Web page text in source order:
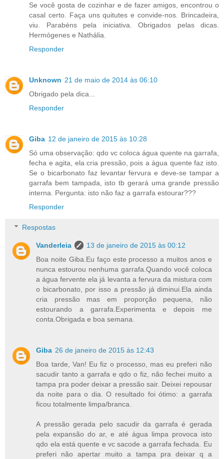
Se você gosta de cozinhar e de fazer amigos, encontrou o
casal certo. Faça uns quitutes e convide-nos. Brincadeira,
viu. Parabéns pela iniciativa. Obrigados pelas dicas.
Hermógenes e Nathália.
Responder
Unknown 21 de maio de 2014 às 06:10
Obrigado pela dica...
Responder
Giba 12 de janeiro de 2015 às 10:28
Só uma observação: qdo vc coloca água quente na garrafa,
fecha e agita, ela cria pressão, pois a água quente faz isto.
Se o bicarbonato faz levantar fervura e deve-se tampar a
garrafa bem tampada, isto tb gerará uma grande pressão
interna. Pergunta: isto não faz a garrafa estourar???
Responder
Respostas
Vanderleia
13 de janeiro de 2015 às 00:12
Boa noite Giba.Eu faço este processo a muitos anos e
nunca estourou nenhuma garrafa.Quando você coloca
a água fervente ela já levanta a fervura da mistura com
o bicarbonato, por isso a pressão já diminui.Ela ainda
cria pressão mas em proporção pequena, não
estourando a garrafa.Experimenta e depois me
conta.Obrigada e boa semana.
Giba 26 de janeiro de 2015 às 12:43
Boa tarde, Van! Eu fiz o processo, mas eu preferi não
sacudir tanto a garrafa e qdo o fiz, não fechei muito a
tampa pra poder deixar a pressão sair. Deixei repousar
da noite para o dia. O resultado foi ótimo: a garrafa
ficou totalmente limpa/branca.
A pressão gerada pelo sacudir da garrafa é gerada
pela expansão do ar, e até água limpa provoca isto
qdo ela está quente e vc sacode a garrafa fechada. Eu
preferi não apertar muito a tampa pra deixar q a